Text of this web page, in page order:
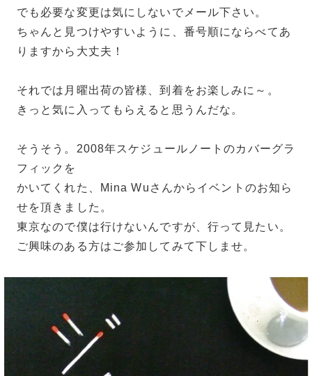
でも必要な変更は気にしないでメール下さい。
ちゃんと見つけやすいように、番号順にならべてあ
りますから大丈夫！
それでは月曜出荷の皆様、到着をお楽しみに～。
きっと気に入ってもらえると思うんだな。
そうそう。2008年スケジュールノートのカバーグラ
フィックを
かいてくれた、Mina Wuさんからイベントのお知ら
せを頂きました。
東京なので僕は行けないんですが、行って見たい。
ご興味のある方はご参加してみて下しませ。